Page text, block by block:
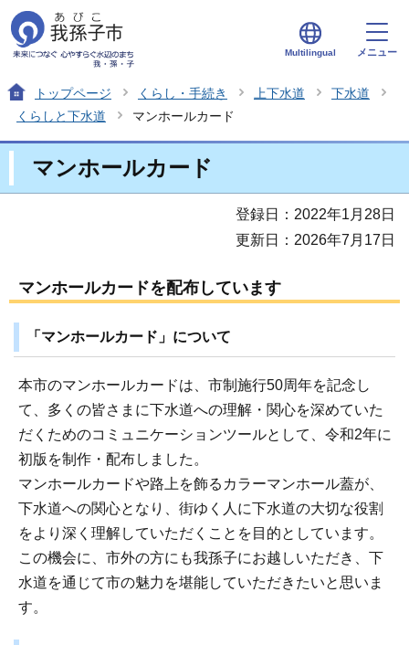
Multilingual メニュー
トップページ くらし・手続き 上下水道
下水道
くらしと下水道
マンホールカード
マンホールカード
登録日：2022年1月28日
更新日：2026年7月17日
マンホールカードを配布しています
「マンホールカード」について
本市のマンホールカードは、市制施行50周年を記念し
て、多くの皆さまに下水道への理解・関心を深めていた
だくためのコミュニケーションツールとして、令和2年に
初版を制作・配布しました。
マンホールカードや路上を飾るカラーマンホール蓋が、
下水道への関心となり、街ゆく人に下水道の大切な役割
をより深く理解していただくことを目的としています。
この機会に、市外の方にも我孫子にお越しいただき、下
水道を通じて市の魅力を堪能していただきたいと思いま
す。